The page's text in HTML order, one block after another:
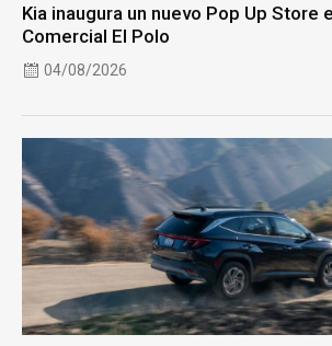
Kia inaugura un nuevo Pop Up Store
Comercial El Polo
04/08/2026